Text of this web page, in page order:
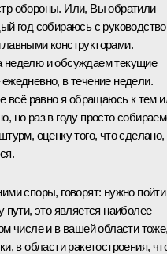
обороны. Или, Вы обратили
год собираюсь с
конструкторами.
неделю и обсуждаем текущие
в течение недели.
всё равно я обращаюсь к тем
но раз в году просто
оценку того, что сделано,
споры, говорят: нужно пойти
пути, это является наиболее
числе и в вашей области
в области ракетостроения,